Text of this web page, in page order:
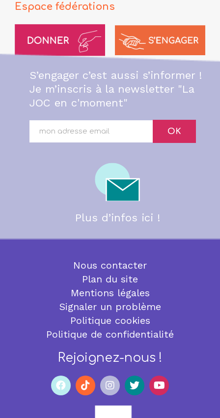
Espace fédérations
S’engager c’est aussi s’informer !
Je m’inscris à la newsletter "La
JOC en c'moment"
OK
Plus d’infos ici !
Nous contacter
Plan du site
Mentions légales
Signaler un problème
Politique cookies
Politique de confidentialité
Rejoignez-nous !